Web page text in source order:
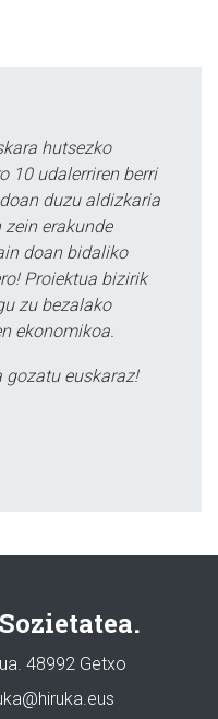
hutsezko
10 udalerriren berri
duzu aldizkaria
erakunde
doan bidaliko
Proiektua bizirik
zu bezalako
ekonomikoa.
gozatu euskaraz!
48992 Getxo